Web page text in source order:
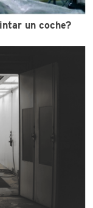
un coche?